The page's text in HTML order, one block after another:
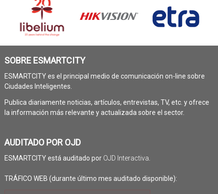
SOBRE ESMARTCITY
ESMARTCITY es el principal medio de comunicación on-line sobre
Ciudades Inteligentes.
Publica diariamente noticias, artículos, entrevistas, TV, etc. y ofrece
la información más relevante y actualizada sobre el sector.
AUDITADO POR OJD
ESMARTCITY está auditado por OJD Interactiva
TRÁFICO WEB (durante último mes auditado disponible):